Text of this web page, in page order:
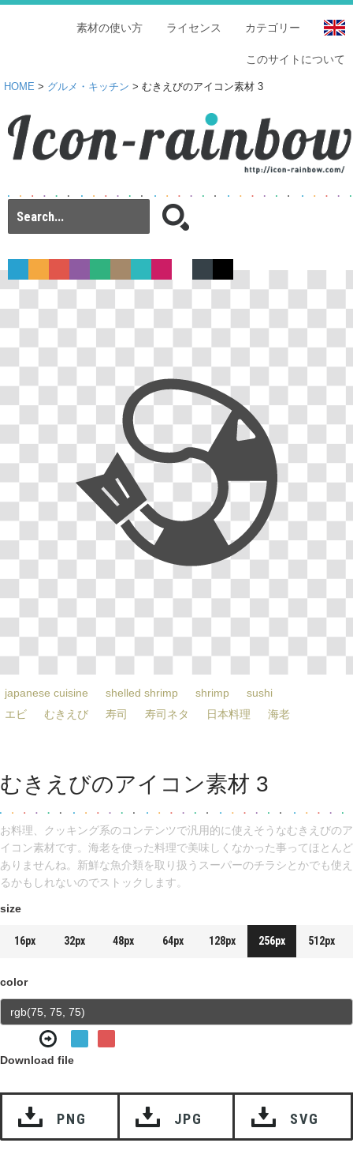
カテゴリー
ライセンス
素材の使い方
このサイトについて
HOME > グルメ・キッチン > むきえびのアイコン素材 3
japanese cuisine shelled shrimp shrimp
sushi
エビ
むきえび 寿司 寿司ネタ 日本料理 海老
むきえびのアイコン素材 3
お料理、クッキング系のコンテンツで汎用的に使えそうなむきえびのア
イコン素材です。海老を使った料理で美味しくなかった事ってほとんど
ありませんね。新鮮な魚介類を取り扱うスーパーのチラシとかでも使え
るかもしれないのでストックします。
size
16px 32px 48px 64px 128px 256px 512px
color
Download file
PNG JPG SVG